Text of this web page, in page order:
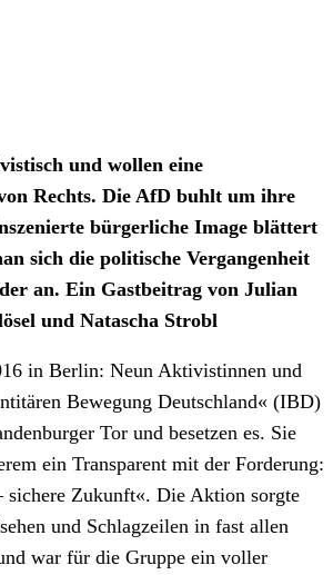
und wollen eine
Rechts. Die AfD buhlt um ihre
bürgerliche Image blättert
sich die politische Vergangenheit
an. Ein Gastbeitrag von Julian
und Natascha Strobl
in Berlin: Neun Aktivistinnen und
Bewegung Deutschland« (IBD)
Tor und besetzen es. Sie
ein Transparent mit der Forderung:
sichere Zukunft«. Die Aktion sorgte
und Schlagzeilen in fast allen
war für die Gruppe ein voller